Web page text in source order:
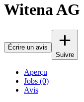
Witena AG
Écrire un avis
Suivre
Aperçu
Jobs (0)
Avis